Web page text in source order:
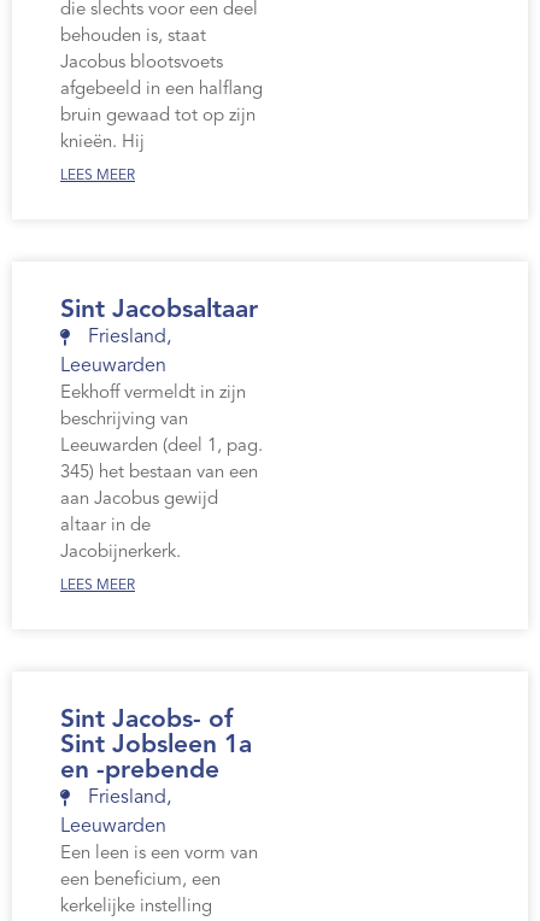
die slechts voor een deel
behouden is, staat
Jacobus blootsvoets
afgebeeld in een halflang
bruin gewaad tot op zijn
knieën. Hij
LEES MEER
Sint Jacobsaltaar
Friesland,
Leeuwarden
Eekhoff vermeldt in zijn
beschrijving van
Leeuwarden (deel 1, pag.
345) het bestaan van een
aan Jacobus gewijd
altaar in de
Jacobijnerkerk.
LEES MEER
Sint Jacobs- of
Sint Jobsleen 1a
en -prebende
Friesland,
Leeuwarden
Een leen is een vorm van
een beneficium, een
kerkelijke instelling